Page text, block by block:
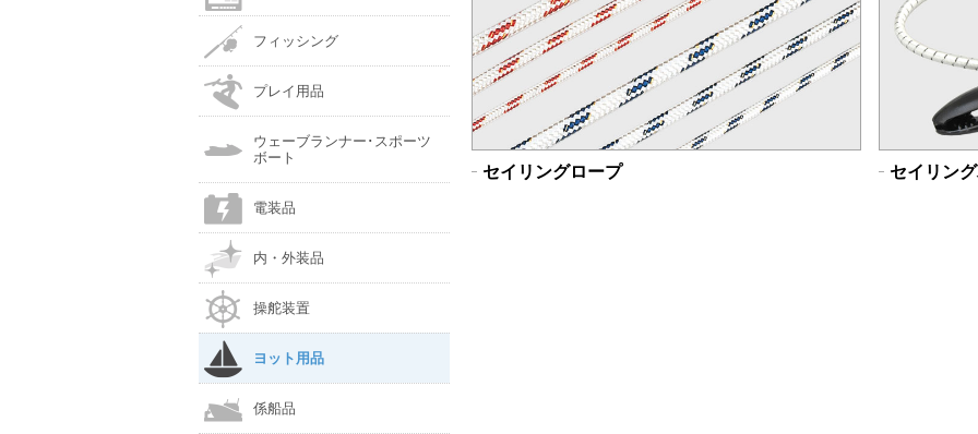
セイリングロープ セイリン
フィッシング
プレイ用品
ウェーブランナー･スポーツ
ボート
電装品
内・外装品
操舵装置
ヨット用品
係船品